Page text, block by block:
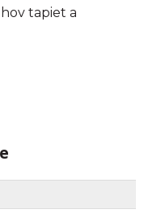
tapiet a